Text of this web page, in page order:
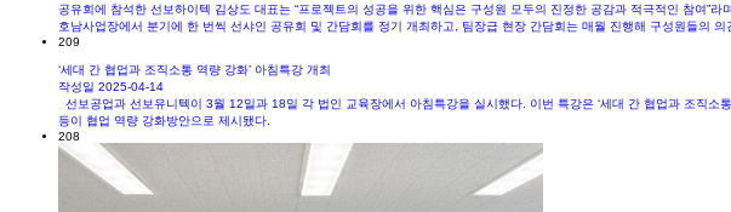
공유회에 참석한 선보하이텍 김상도 대표는 “프로젝트의 성공을 위한 핵심은 구성원 모두의 진정한 공감과 적극적인 참여
호남사업장에서 분기에 한 번씩 선샤인 공유회 및 간담회를 정기 개최하고, 팀장급 현장 간담회는 매월 진행해 구성원들의
209
‘세대 간 협업과 조직소통 역량 강화’ 아침특강 개최
작성일 2025-04-14
선보공업과 선보유니텍이 3월 12일과 18일 각 법인 교육장에서 아침특강을 실시했다. 이번 특강은 ‘세대 간 협업과 조직소
등이 협업 역량 강화방안으로 제시됐다.​
208